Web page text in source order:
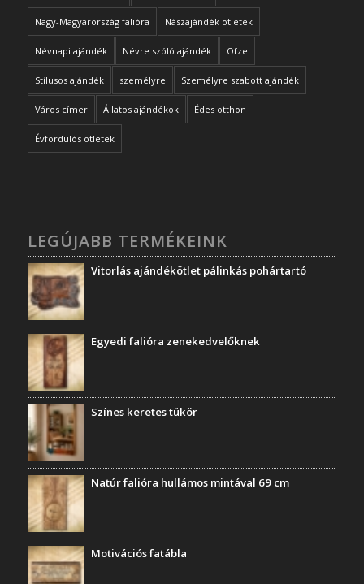
Nagy-Magyarország falióra Nászajándék ötletek
Névnapi ajándék Névre szóló ajándék Ofze
Stílusos ajándék személyre Személyre szabott ajándék
Város címer Állatos ajándékok Édes otthon
Évfordulós ötletek
LEGÚJABB TERMÉKEINK
Vitorlás ajándékötlet pálinkás pohártartó
Egyedi falióra zenekedvelőknek
Színes keretes tükör
Natúr falióra hullámos mintával 69 cm
Motivációs fatábla